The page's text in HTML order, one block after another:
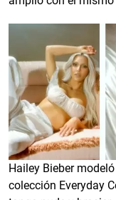
Hailey Bieber
colección Everyday